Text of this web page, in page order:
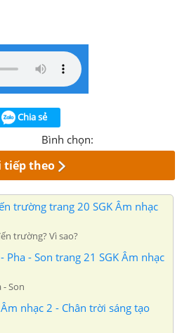
Chia sẻ
Bình chọn:
tiếp theo
trường trang 20 SGK Âm nhạc
trường? Vì sao?
- Son trang 21 SGK Âm nhạc
- Son
nhạc 2 - Chân trời sáng tạo